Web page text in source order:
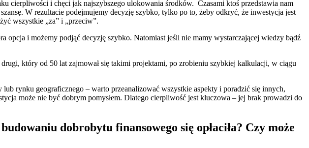
cierpliwości i chęci jak najszybszego ulokowania środków. Czasami ktoś przedstawia nam
W rezultacie podejmujemy decyzję szybko, tylko po to, żeby odkryć, że inwestycja jest
wszystkie „za” i „przeciw”.
opcja i możemy podjąć decyzję szybko. Natomiast jeśli nie mamy wystarczającej wiedzy bądź
który od 50 lat zajmował się takimi projektami, po zrobieniu szybkiej kalkulacji, w ciągu
rynku geograficznego – warto przeanalizować wszystkie aspekty i poradzić się innych,
może nie być dobrym pomysłem. Dlatego cierpliwość jest kluczowa – jej brak prowadzi do
dobrobytu finansowego się opłaciła? Czy może